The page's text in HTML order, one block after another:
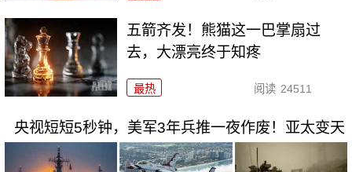
五箭齐发！熊猫这一巴掌扇过
去，大漂亮终于知疼
最热 阅读 24511
央视短短5秒钟，美军3年兵推一夜作废！亚太变天